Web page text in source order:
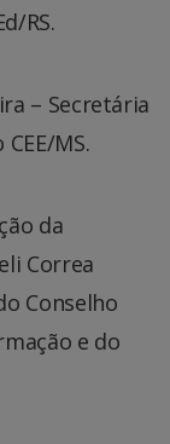
RS.
– Secretária
MS.
da
Correa
Conselho
e do